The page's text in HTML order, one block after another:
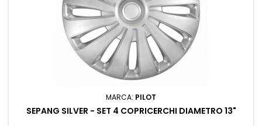
MARCA: PILOT
SEPANG SILVER - SET 4 COPRICERCHI DIAMETRO 13"